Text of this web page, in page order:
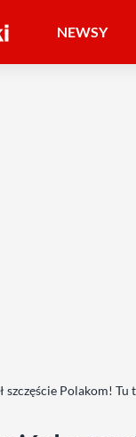
NEWSY
szczęście Polakom! Tu